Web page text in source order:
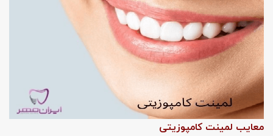
معایب لمینت کامپوزیتی